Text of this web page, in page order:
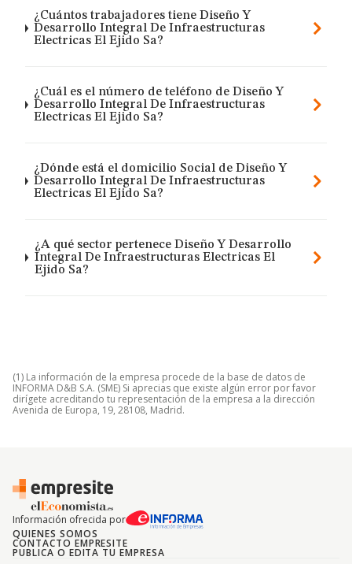
¿Cuántos trabajadores tiene Diseño Y
Desarrollo Integral De Infraestructuras
Electricas El Ejido Sa?
¿Cuál es el número de teléfono de Diseño Y
Desarrollo Integral De Infraestructuras
Electricas El Ejido Sa?
¿Dónde está el domicilio Social de Diseño Y
Desarrollo Integral De Infraestructuras
Electricas El Ejido Sa?
¿A qué sector pertenece Diseño Y Desarrollo
Integral De Infraestructuras Electricas El
Ejido Sa?
(1) La información de la empresa procede de la base de datos de
INFORMA D&B S.A. (SME) Si aprecias que existe algún error por favor
dirígete acreditando tu representación de la empresa a la dirección
Avenida de Europa, 19, 28108, Madrid.
Información ofrecida por
QUIENES SOMOS
CONTACTO EMPRESITE
PUBLICA O EDITA TU EMPRESA